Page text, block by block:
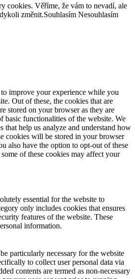
cookies. Věříme, že vám to nevadí, ale
změnit.Souhlasím Nesouhlasím
improve your experience while you
Out of these, the cookies that are
stored on your browser as they are
basic functionalities of the website. We
that help us analyze and understand how
cookies will be stored in your browser
also have the option to opt-out of these
of these cookies may affect your
essential for the website to
only includes cookies that ensures
features of the website. These
information.
particularly necessary for the website
to collect user personal data via
contents are termed as non-necessary